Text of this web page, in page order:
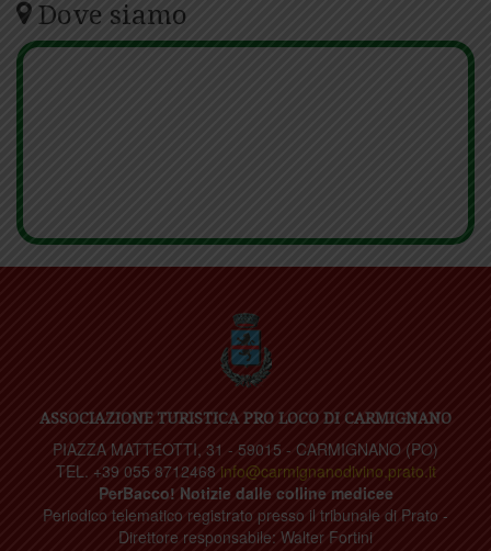
Dove siamo
ASSOCIAZIONE TURISTICA PRO LOCO DI CARMIGNANO
PIAZZA MATTEOTTI, 31 - 59015 - CARMIGNANO (PO)
TEL. +39 055 8712468 info@carmignanodivino.prato.it
PerBacco! Notizie dalle colline medicee
Periodico telematico registrato presso il tribunale di Prato -
Direttore responsabile: Walter Fortini